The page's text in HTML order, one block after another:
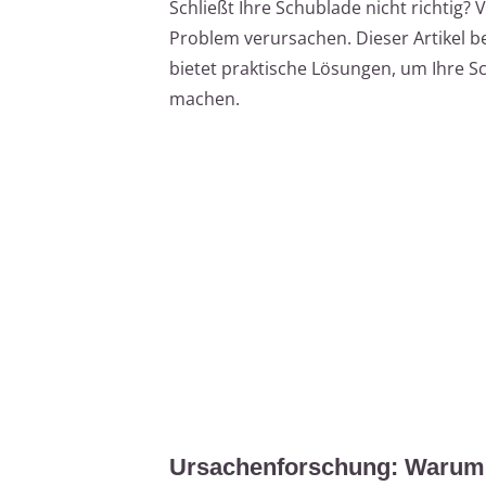
Schließt Ihre Schublade nicht richtig?
Problem verursachen. Dieser Artikel
bietet praktische Lösungen, um Ihre
machen.
Ursachenforschung: